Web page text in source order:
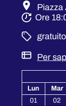
Piazza
Ore
­ gratuito
Per
Lun
Mar
01
02